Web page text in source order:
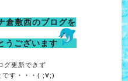
倉敷西のブログを
うございます
グ更新できず
です・・・( ;∀;)